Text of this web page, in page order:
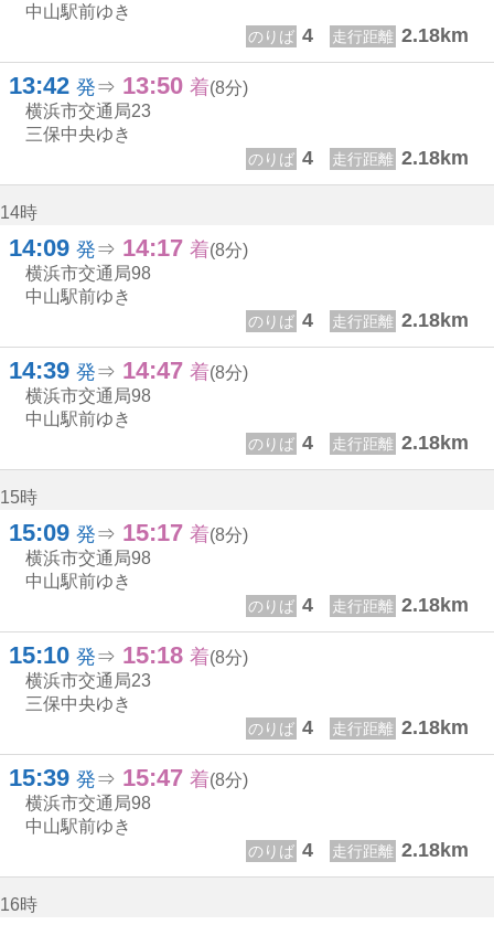
中山駅前ゆき
のりば 4 走行距離 2.18km
13:42 13じ 42ふん
発⇒ 13:50 着(8分)
横浜市交通局23
三保中央ゆき
のりば 4 走行距離 2.18km
14時
14:09 14じ 9ふん
発⇒ 14:17 着(8分)
横浜市交通局98
中山駅前ゆき
のりば 4 走行距離 2.18km
14:39 14じ 39ふん
発⇒ 14:47 着(8分)
横浜市交通局98
中山駅前ゆき
のりば 4 走行距離 2.18km
15時
15:09 15じ 9ふん
発⇒ 15:17 着(8分)
横浜市交通局98
中山駅前ゆき
のりば 4 走行距離 2.18km
15:10 15じ 10ふん
発⇒ 15:18 着(8分)
横浜市交通局23
三保中央ゆき
のりば 4 走行距離 2.18km
15:39 15じ 39ふん
発⇒ 15:47 着(8分)
横浜市交通局98
中山駅前ゆき
のりば 4 走行距離 2.18km
16時